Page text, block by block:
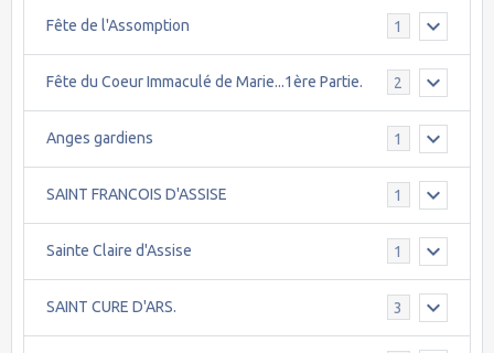
Fête de l'Assomption 1
Fête du Coeur Immaculé de Marie...1ère Partie. 2
Anges gardiens 1
SAINT FRANCOIS D'ASSISE 1
Sainte Claire d'Assise 1
SAINT CURE D'ARS. 3